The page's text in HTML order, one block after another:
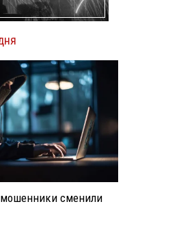
сменили